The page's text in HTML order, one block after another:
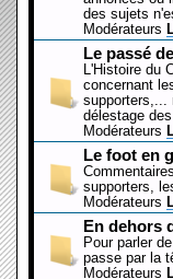
des sujets
Modérateurs
Le passé
L'Histoire du
concernant
supporters,...
délestage des
Modérateurs
Le foot en
supporters,
Modérateurs
En dehors
Pour parler
passe par la
Modérateurs